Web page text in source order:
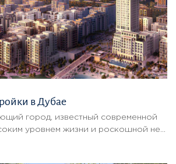
в Дубае
город, известный современной
уровнем жизни и роскошной не...